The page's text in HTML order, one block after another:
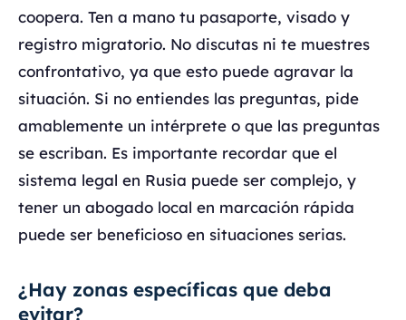
coopera. Ten a mano tu pasaporte, visado y
registro migratorio. No discutas ni te muestres
confrontativo, ya que esto puede agravar la
situación. Si no entiendes las preguntas, pide
amablemente un intérprete o que las preguntas
se escriban. Es importante recordar que el
sistema legal en Rusia puede ser complejo, y
tener un abogado local en marcación rápida
puede ser beneficioso en situaciones serias.
¿Hay zonas específicas que deba
evitar?